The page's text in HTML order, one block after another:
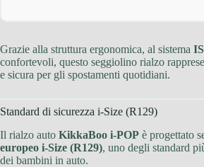
Grazie alla struttura ergonomica, al sistema
confortevoli, questo seggiolino rialzo
e sicura per gli spostamenti quotidiani.
Standard di sicurezza i-Size (R129)
Il rialzo auto KikkaBoo i-POP è progettato
europeo i-Size (R129), uno degli standard
dei bambini in auto.